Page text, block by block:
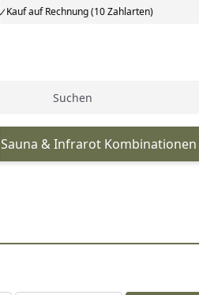
Kauf auf Rechnung (10 Zahlarten)
Sauna & Infrarot Kombinationen